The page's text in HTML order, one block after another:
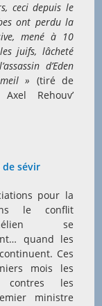
ceci depuis le
ont perdu la
mené à 10
juifs, lâcheté
d’Eden
» (tiré de
Rehouv’
sévir
pour la
le conflit
se
quand les
Ces
mois les
contres les
ministre